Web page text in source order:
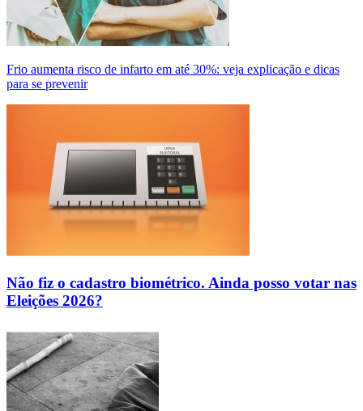
Frio aumenta risco de infarto em até 30%: veja explicação e dicas
para se prevenir
Não fiz o cadastro biométrico. Ainda posso votar nas
Eleições 2026?